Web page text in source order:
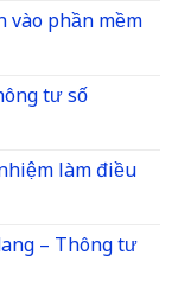
phần mềm
tư số
làm điều
– Thông tư